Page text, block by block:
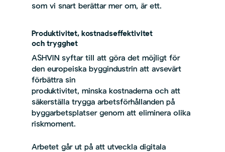
som vi snart berättar mer om, är ett.
Produktivitet, kostnadseffektivitet
och trygghet
ASHVIN syftar till att göra det möjligt för
den europeiska byggindustrin att avsevärt
förbättra sin
produktivitet, minska kostnaderna och att
säkerställa trygga arbetsförhållanden på
byggarbetsplatser genom att eliminera olika
riskmoment.
Arbetet går ut på att utveckla digitala